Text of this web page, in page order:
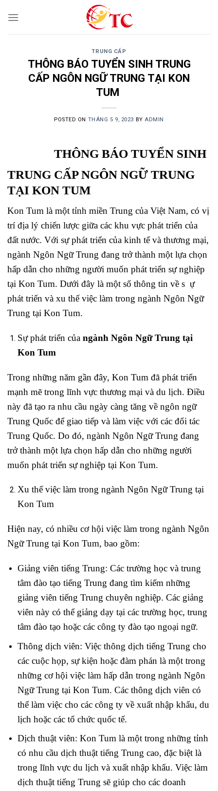
TRUNG CẤP
THÔNG BÁO TUYỂN SINH TRUNG
CẤP NGÔN NGỮ TRUNG TẠI KON
TUM
POSTED ON THÁNG 5 9, 2023 BY ADMIN
THÔNG BÁO TUYỂN SINH
TRUNG CẤP NGÔN NGỮ TRUNG
TẠI KON TUM
Kon Tum là một tỉnh miền Trung của Việt Nam, có vị
trí địa lý chiến lược giữa các khu vực phát triển của
đất nước. Với sự phát triển của kinh tế và thương mại,
ngành Ngôn Ngữ Trung đang trở thành một lựa chọn
hấp dẫn cho những người muốn phát triển sự nghiệp
tại Kon Tum. Dưới đây là một số thông tin về s ự
phát triển và xu thế việc làm trong ngành Ngôn Ngữ
Trung tại Kon Tum.
Sự phát triển của ngành Ngôn Ngữ Trung tại
Kon Tum
Trong những năm gần đây, Kon Tum đã phát triển
mạnh mẽ trong lĩnh vực thương mại và du lịch. Điều
này đã tạo ra nhu cầu ngày càng tăng về ngôn ngữ
Trung Quốc để giao tiếp và làm việc với các đối tác
Trung Quốc. Do đó, ngành Ngôn Ngữ Trung đang
trở thành một lựa chọn hấp dẫn cho những người
muốn phát triển sự nghiệp tại Kon Tum.
Xu thế việc làm trong ngành Ngôn Ngữ Trung tại
Kon Tum
Hiện nay, có nhiều cơ hội việc làm trong ngành Ngôn
Ngữ Trung tại Kon Tum, bao gồm:
Giảng viên tiếng Trung: Các trường học và trung
tâm đào tạo tiếng Trung đang tìm kiếm những
giảng viên tiếng Trung chuyên nghiệp. Các giảng
viên này có thể giảng dạy tại các trường học, trung
tâm đào tạo hoặc các công ty đào tạo ngoại ngữ.
Thông dịch viên: Việc thông dịch tiếng Trung cho
các cuộc họp, sự kiện hoặc đàm phán là một trong
những cơ hội việc làm hấp dẫn trong ngành Ngôn
Ngữ Trung tại Kon Tum. Các thông dịch viên có
thể làm việc cho các công ty về xuất nhập khẩu, du
lịch hoặc các tổ chức quốc tế.
Dịch thuật viên: Kon Tum là một trong những tỉnh
có nhu cầu dịch thuật tiếng Trung cao, đặc biệt là
trong lĩnh vực du lịch và xuất nhập khẩu. Việc làm
dịch thuật tiếng Trung sẽ giúp cho các doanh